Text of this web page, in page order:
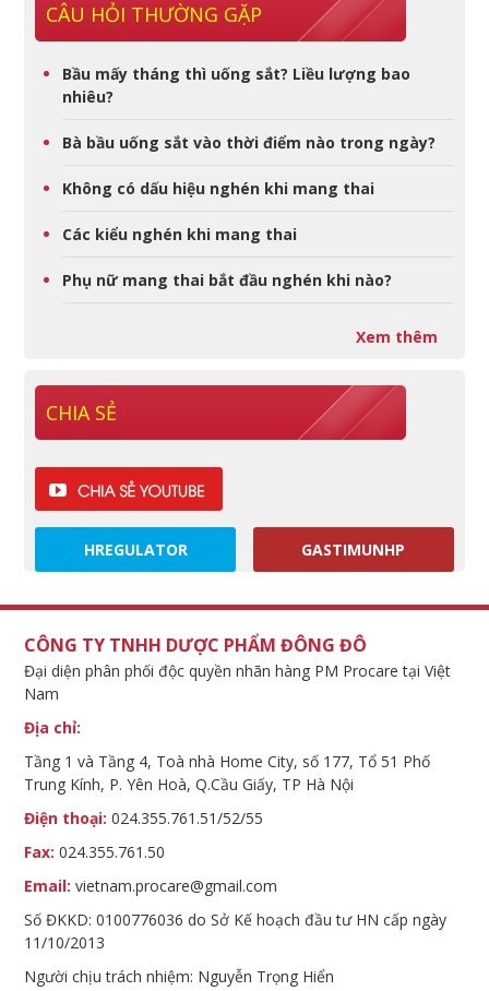
CÂU HỎI THƯỜNG GẶP
Bầu mấy tháng thì uống sắt? Liều lượng bao
nhiêu?
Bà bầu uống sắt vào thời điểm nào trong ngày?
Không có dấu hiệu nghén khi mang thai
Các kiểu nghén khi mang thai
Phụ nữ mang thai bắt đầu nghén khi nào?
Xem thêm
CHIA SẺ
HREGULATOR GASTIMUNHP
CÔNG TY TNHH DƯỢC PHẨM ĐÔNG ĐÔ
Đại diện phân phối độc quyền nhãn hàng PM Procare tại Việt
Nam
Địa chỉ:
Tầng 1 và Tầng 4, Toà nhà Home City, số 177, Tổ 51 Phố
Trung Kính, P. Yên Hoà, Q.Cầu Giấy, TP Hà Nội
Điện thoại: 024.355.761.51/52/55
Fax: 024.355.761.50
Email: vietnam.procare@gmail.com
Số ĐKKD: 0100776036 do Sở Kế hoạch đầu tư HN cấp ngày
11/10/2013
Người chịu trách nhiệm: Nguyễn Trọng Hiển